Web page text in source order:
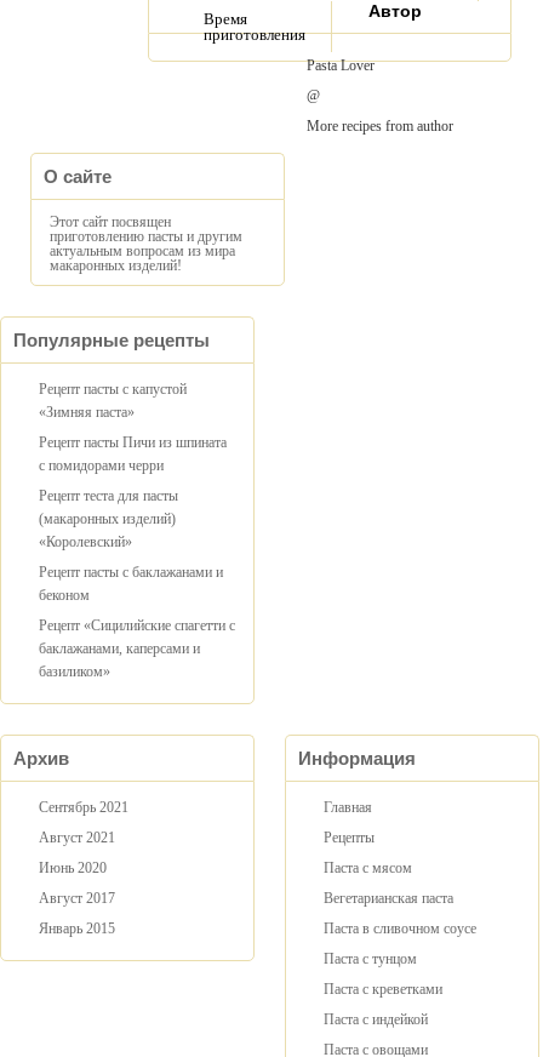
Время
приготовления
Автор
Pasta Lover
@
More recipes from author
О сайте
Этот сайт посвящен
приготовлению пасты и другим
актуальным вопросам из мира
макаронных изделий!
Популярные рецепты
Рецепт пасты с капустой
«Зимняя паста»
Рецепт пасты Пичи из шпината
с помидорами черри
Рецепт теста для пасты
(макаронных изделий)
«Королевский»
Рецепт пасты с баклажанами и
беконом
Рецепт «Сицилийские спагетти с
баклажанами, каперсами и
базиликом»
Архив
Сентябрь 2021
Август 2021
Июнь 2020
Август 2017
Январь 2015
Информация
Главная
Рецепты
Паста с мясом
Вегетарианская паста
Паста в сливочном соусе
Паста с тунцом
Паста с креветками
Паста с индейкой
Паста с овощами